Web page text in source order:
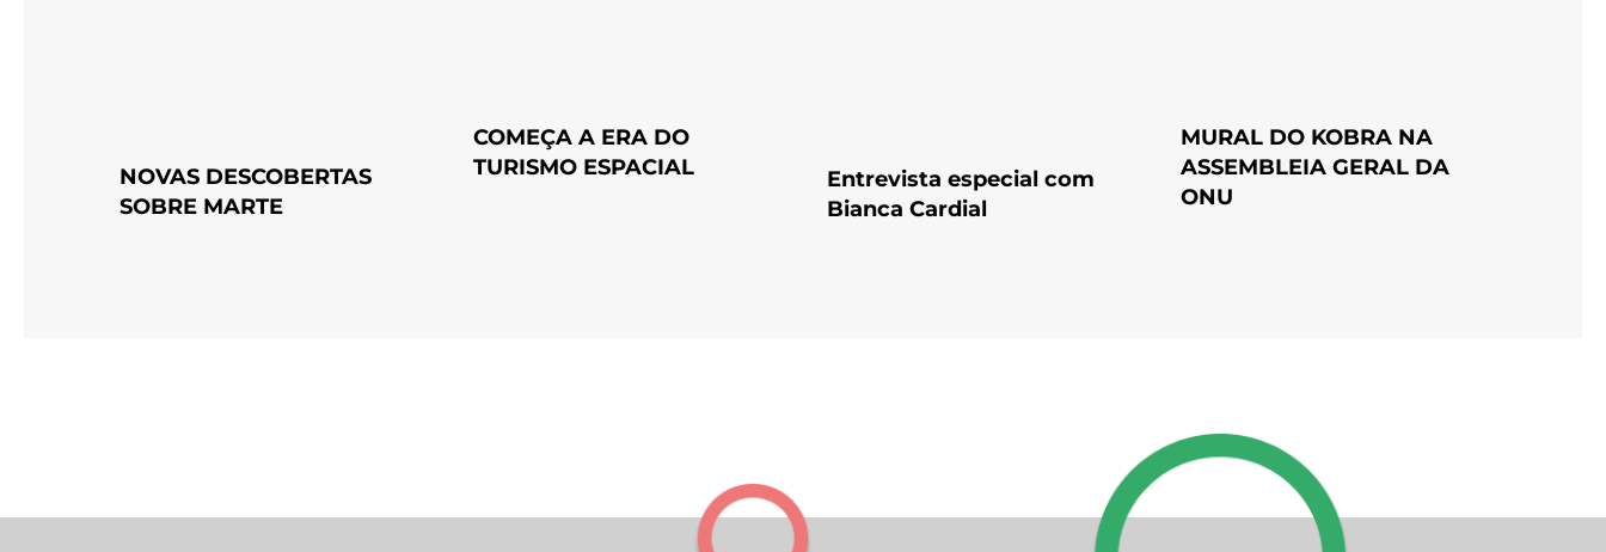
NOVAS DESCOBERTAS
SOBRE MARTE
COMEÇA A ERA DO
TURISMO ESPACIAL
Entrevista especial com
Bianca Cardial
MURAL DO KOBRA NA
ASSEMBLEIA GERAL DA
ONU